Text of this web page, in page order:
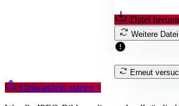
Datei
Weitere
Erneut
Umwandeln starten ↑